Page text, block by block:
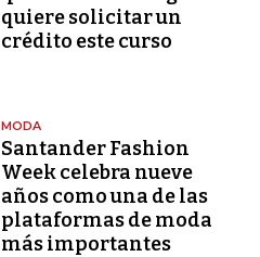
quiere solicitar un
crédito este curso
MODA
Santander Fashion
Week celebra nueve
años como una de las
plataformas de moda
más importantes